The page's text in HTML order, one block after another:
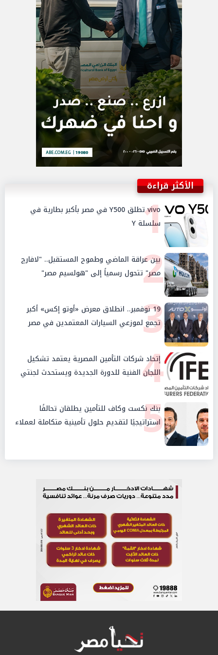
الأكثر قراءة
1
vivo تطلق Y500 في مصر بأكبر بطارية في
سلسلة Y
2
بين عراقة الماضي وطموح المستقبل.. "لافارچ
مصر" تتحول رسمياً إلى "هولسيم مصر"
319 نوفمبر.. انطلاق معرض «أوتو إكس» أكبر
تجمع لموزعي السيارات المعتمدين في مصر
4
إتحاد شركات التأمين المصرية يعتمد تشكيل
اللجان الفنية للدورة الجديدة ويستحدث لجنتي
الأمن السيبراني والإستثمار والإدخار
5
بنك نكست وكاف للتأمين يطلقان تحالفًا
استراتيجيًا لتقديم حلول تأمينية متكاملة لعملاء
البنك